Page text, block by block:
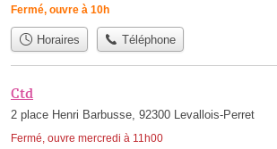
Fermé, ouvre à 10h
Horaires Téléphone
Ctd
2 place Henri Barbusse, 92300 Levallois-Perret
Fermé, ouvre mercredi à 11h00